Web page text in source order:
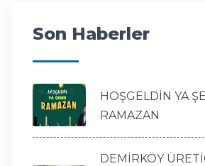
Son Haberler
HOŞGELDİN YA
RAMAZAN
DEMİRKÖY